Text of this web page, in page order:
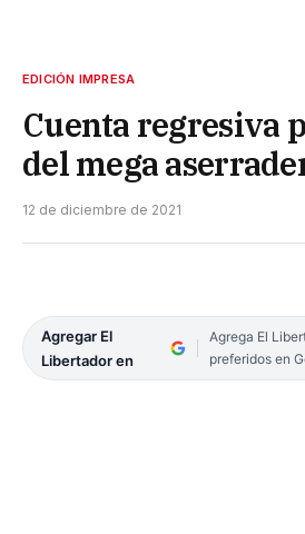
EDICIÓN IMPRESA
Cuenta regresiva
del mega
12 de diciembre de 2021
Agregar El
Libertador en
Agrega El
preferidos en